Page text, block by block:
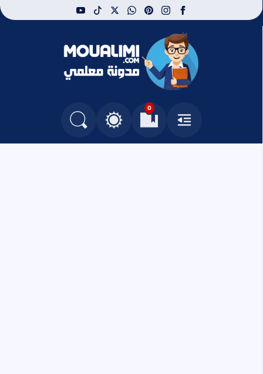
facebook
instagram
pinterest
whatsapp
x
tiktok
youtube
مدونة معلمي
القائمة
0
العلامات المرجعيةالتغيير بين الوضع النهاري والداكن
البحث في المدونة